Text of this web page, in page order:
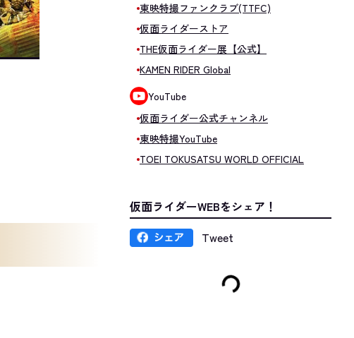
東映特撮ファンクラブ(TTFC)
仮面ライダーストア
THE仮面ライダー展【公式】
KAMEN RIDER Global
YouTube
仮面ライダー公式チャンネル
東映特撮YouTube
TOEI TOKUSATSU WORLD OFFICIAL
仮面ライダーWEBをシェア！
Tweet